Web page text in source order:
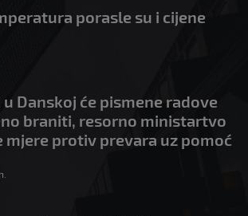
porasle su i cijene
Danskoj će pismene radove
braniti, resorno ministartvo
protiv prevara uz pomoć